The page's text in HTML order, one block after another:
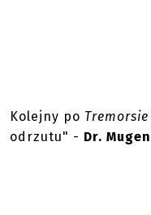
Kolejny po Tremorsie
odrzutu" - Dr. Mugen